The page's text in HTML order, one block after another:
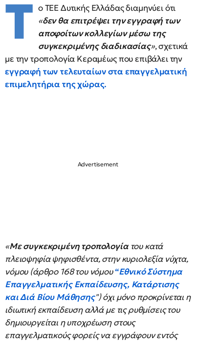
Τ ο ΤΕΕ Δυτικής Ελλάδας διαμηνύει ότι
«δεν θα επιτρέψει την εγγραφή των
αποφοίτων κολλεγίων μέσω της
συγκεκριμένης διαδικασίας», σχετικά
με την τροπολογία Κεραμέως που επιβάλει την
εγγραφή των τελευταίων στα επαγγελματική
επιμελητήρια της χώρας.
«Με συγκεκριμένη τροπολογίατου κατά
πλειοψηφία ψηφισθέντα, στην κυριολεξία νύχτα,
νόμου (άρθρο 168 του νόμου“Εθνικό Σύστημα
Επαγγελματικής Εκπαίδευσης, Κατάρτισης
και Διά Βίου Μάθησης") όχι μόνο προκρίνεται η
ιδιωτική εκπαίδευση αλλά με τις ρυθμίσεις του
δημιουργείται η υποχρέωση στους
επαγγελματικούς φορείς να εγγράφουν εντός